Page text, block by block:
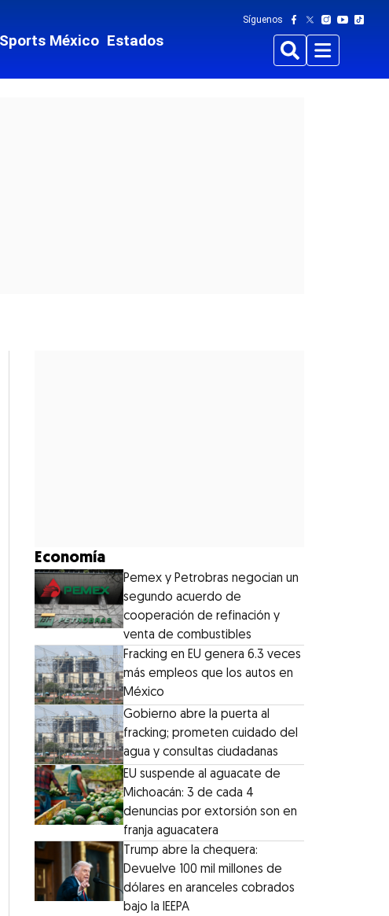
México Estados
Síguenos
BuscarMenu
Economía
Pemex y Petrobras negocian un
segundo acuerdo de
cooperación de refinación y
venta de combustibles
Fracking en EU genera 6.3 veces
más empleos que los autos en
México
Gobierno abre la puerta al
fracking; prometen cuidado del
agua y consultas ciudadanas
EU suspende al aguacate de
Michoacán: 3 de cada 4
denuncias por extorsión son en
franja aguacatera
Trump abre la chequera:
Devuelve 100 mil millones de
dólares en aranceles cobrados
bajo la IEEPA